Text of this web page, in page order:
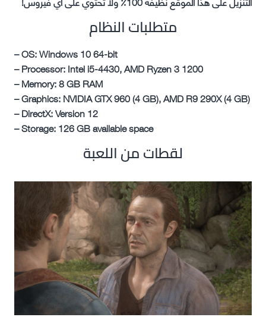
متطلبات النظام
– OS: Windows 10 64-bit
– Processor: Intel i5-4430, AMD Ryzen 3 1200
– Memory: 8 GB RAM
– Graphics: NVIDIA GTX 960 (4 GB), AMD R9 290X (4 GB)
– DirectX: Version 12
– Storage: 126 GB available space
لقطات من اللعبة